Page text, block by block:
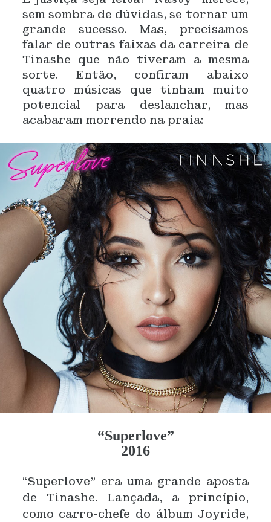
sem sombra de dúvidas, se tornar um
grande sucesso. Mas, precisamos
falar de outras faixas da carreira de
Tinashe que não tiveram a mesma
sorte. Então, confiram abaixo
quatro músicas que tinham muito
potencial para deslanchar, mas
acabaram morrendo na praia:
“Superlove”
2016
“Superlove” era uma grande aposta
de Tinashe. Lançada, a princípio,
como carro-chefe do álbum Joyride,